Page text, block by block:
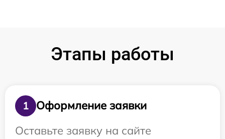
Этапы работы
1
Оформление заявки
Оставьте заявку на сайте